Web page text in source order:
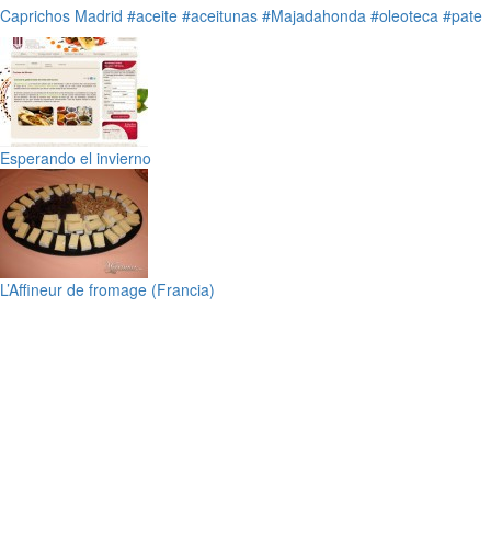
Caprichos Madrid #aceite #aceitunas #Majadahonda #oleoteca #pate
Esperando el invierno
L’Affineur de fromage (Francia)